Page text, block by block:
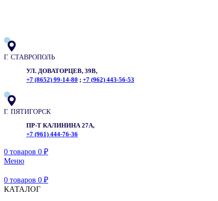
Г. СТАВРОПОЛЬ
УЛ. ДОВАТОРЦЕВ, 39В,
+7 (8652) 99-14-80 ; +7 (962) 443-56-53
Г. ПЯТИГОРСК
ПР-Т КАЛИНИНА 27А,
+7 (961) 444-76-36
0 товаров 0 ₽
Меню
0 товаров 0 ₽
КАТАЛОГ